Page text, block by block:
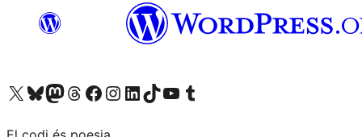
Visiteu el nostre compte X (abans Twitter)
Visiteu el nostre compte de Bluesky
Visiteu el nostre compte al Mastodon
Visiteu el nostre compte de Threads
Visiteu la nostra pàgina al Facebook
Visiteu el nostre compte d'Instagram
Visiteu el nostre compte de LinkedIn
Visiteu el nostre compte de TikTok
Visiteu el nostre canal al YouTube
Visiteu el nostre compte de Tumblr